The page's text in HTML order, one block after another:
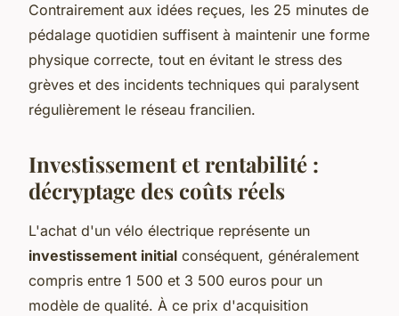
Contrairement aux idées reçues, les 25 minutes de
pédalage quotidien suffisent à maintenir une forme
physique correcte, tout en évitant le stress des
grèves et des incidents techniques qui paralysent
régulièrement le réseau francilien.
Investissement et rentabilité :
décryptage des coûts réels
L'achat d'un vélo électrique représente un
investissement initial conséquent, généralement
compris entre 1 500 et 3 500 euros pour un
modèle de qualité. À ce prix d'acquisition